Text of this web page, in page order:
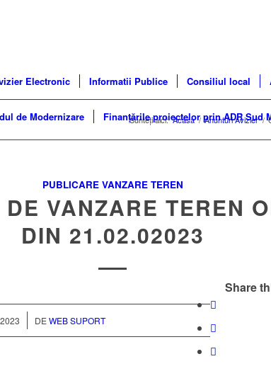
Electronic Informatii Publice Consiliul local
de Modernizare Finanțările proiectelor prin ADR Sud
Sunteți aici: Acasa / Anunturi Avizier /
PUBLICARE VANZARE TEREN
DE VANZARE TEREN
DIN 21.02.02023
DEWEB SUPORT
Share